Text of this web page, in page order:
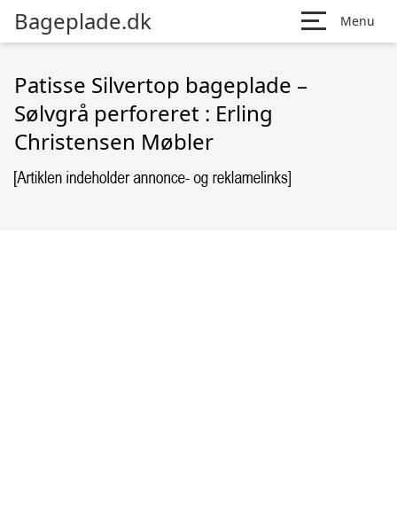
Bageplade.dk Menu
Patisse Silvertop bageplade –
Sølvgrå perforeret : Erling
Christensen Møbler